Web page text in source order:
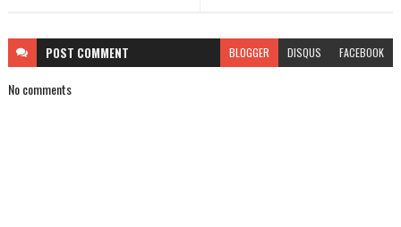
POST COMMENT BLOGGER DISQUS FACEBOOK
No comments